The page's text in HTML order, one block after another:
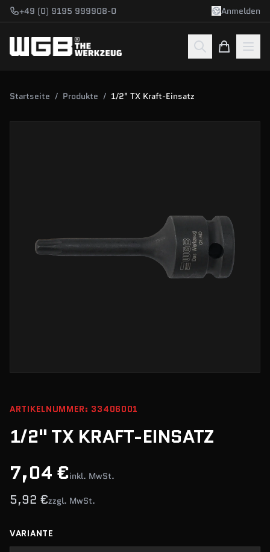
Zum Hauptinhalt springen
+49 (0) 9195 999908-0 Anmelden
Startseite / Produkte / 1/2" TX Kraft-Einsatz
ARTIKELNUMMER: 33406001
1/2" TX KRAFT-EINSATZ
7,04 €inkl. MwSt.
5,92 €zzgl. MwSt.
VARIANTE